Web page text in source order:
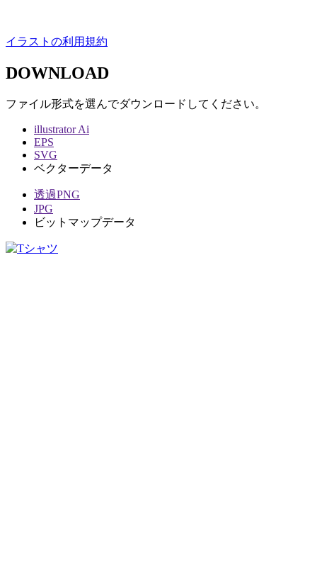
イラストの利用規約
DOWNLOAD
ファイル形式を選んでダウンロードしてください。
illustrator Ai
EPS
SVG
ベクターデータ
透過PNG
JPG
ビットマップデータ